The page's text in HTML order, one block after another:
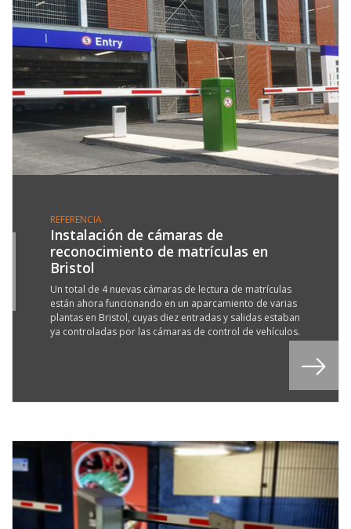
REFERENCIA
Instalación de cámaras de
reconocimiento de matrículas en
Bristol
Un total de 4 nuevas cámaras de lectura de matrículas
están ahora funcionando en un aparcamiento de varias
plantas en Bristol, cuyas diez entradas y salidas estaban
ya controladas por las cámaras de control de vehículos.